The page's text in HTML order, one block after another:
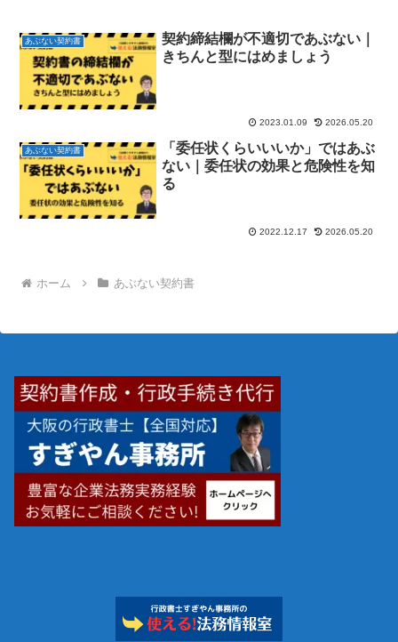
あぶない契約書
契約締結欄が不適切であぶない｜
きちんと型にはめましょう
2023.01.09 2026.05.20
あぶない契約書
「委任状くらいいいか」ではあぶ
ない｜委任状の効果と危険性を知
る
2022.12.17 2026.05.20
ホーム あぶない契約書